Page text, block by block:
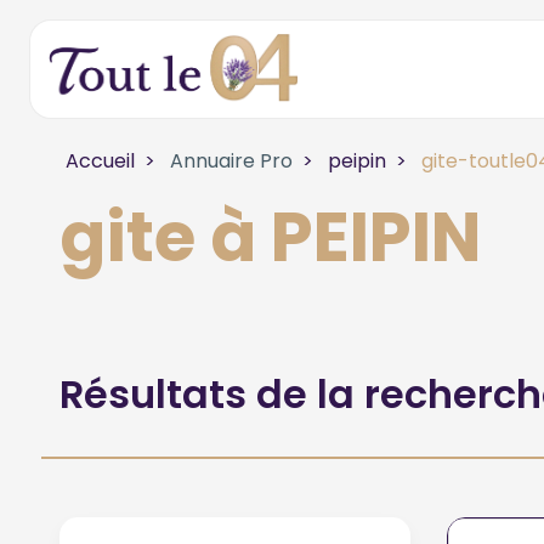
Accueil Annuaire Pro peipin gite-
gite à PEIPIN
Résultats de la